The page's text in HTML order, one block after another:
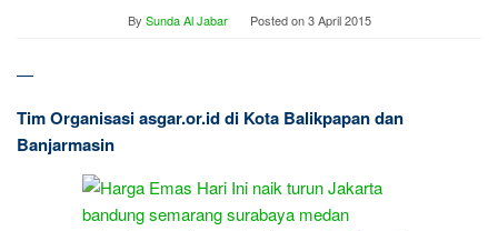
By Sunda Al Jabar Posted on3 April 2015
—
Tim Organisasi asgar.or.id di Kota Balikpapan dan
Banjarmasin